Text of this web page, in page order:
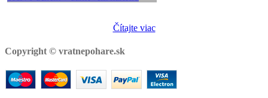
Čítajte viac
Copyright © vratnepohare.sk